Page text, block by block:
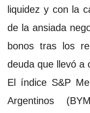
liquidez y con la
de la ansiada
bonos tras los
deuda que llevó a
El índice S&P
Argentinos